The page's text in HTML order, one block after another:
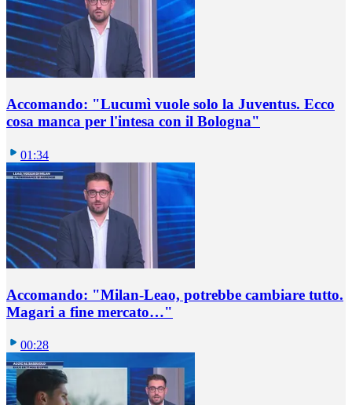
Accomando: "Lucumì vuole solo la Juventus. Ecco
cosa manca per l'intesa con il Bologna"
01:34
Accomando: "Milan-Leao, potrebbe cambiare tutto.
Magari a fine mercato…"
00:28